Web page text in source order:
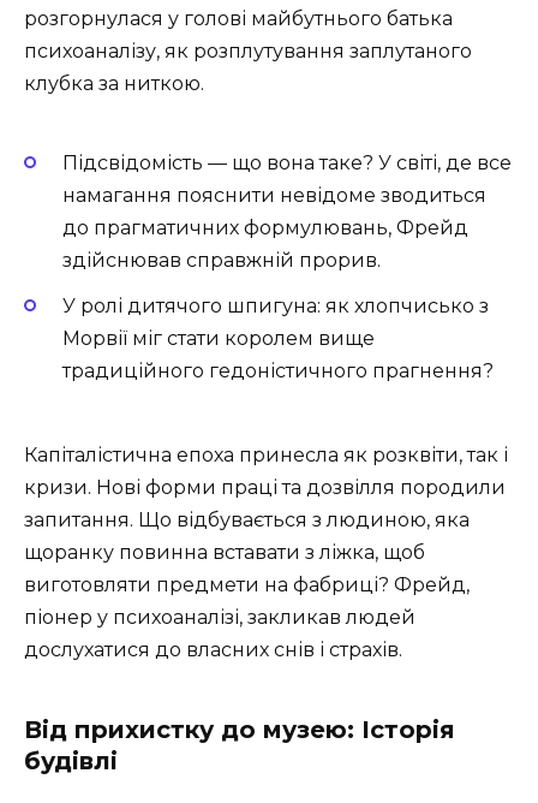
розгорнулася у голові майбутнього батька
психоаналізу, як розплутування заплутаного
клубка за ниткою.
Підсвідомість — що вона таке? У світі, де все
намагання пояснити невідоме зводиться
до прагматичних формулювань, Фрейд
здійснював справжній прорив.
У ролі дитячого шпигуна: як хлопчисько з
Морвії міг стати королем вище
традиційного гедоністичного прагнення?
Капіталістична епоха принесла як розквіти, так і
кризи. Нові форми праці та дозвілля породили
запитання. Що відбувається з людиною, яка
щоранку повинна вставати з ліжка, щоб
виготовляти предмети на фабриці? Фрейд,
піонер у психоаналізі, закликав людей
дослухатися до власних снів і страхів.
Від прихистку до музею: Історія
будівлі